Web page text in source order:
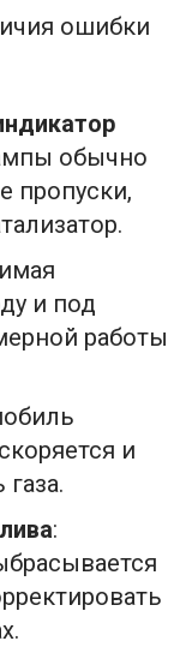
ошибки
обычно
пропуски,
и под
работы
и
: